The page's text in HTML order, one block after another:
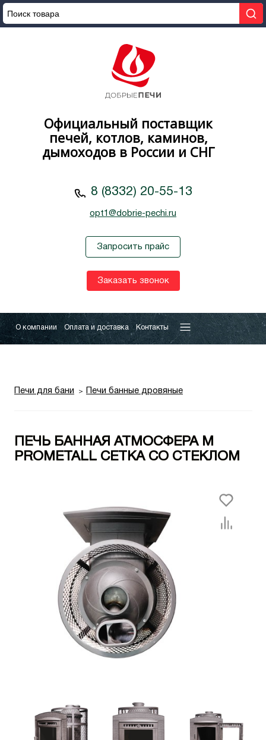
Официальный поставщик
печей, котлов, каминов,
дымоходов в России и СНГ
8 (8332) 20-55-13
opt1@dobrie-pechi.ru
Запросить прайс
Заказать звонок
О компании Оплата и доставка Контакты
Печи для бани Печи банные дровяные
ПЕЧЬ БАННАЯ АТМОСФЕРА М
PROMETALL СЕТКА СО СТЕКЛОМ